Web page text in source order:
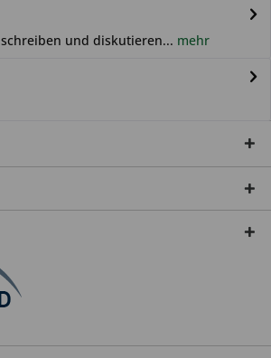
und diskutieren... mehr